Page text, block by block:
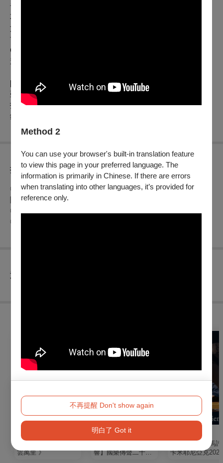
Method 2
You can use your browser's built-in translation feature
to view this page in your preferred language. The
information is primarily in Chinese. If there are errors
when translating into other languages, it’s provided for
reference only.
不再提醒 Don't show again
明白了 Got it
音樂與聲音都得到[重生]。本次演出的曲目豐富多元, 涵蓋各種
不同時期的音樂風格, 在語言上, 除中文外,
文、英、德、西班牙等不同國家與族群的歌曲; 且特地選唱多
首當代本土青年作曲家的創作, 並將世界首演由印尼音樂家
Cherly Susanti全新創作的合唱曲[Time]
遠, 以達到推廣合唱的目的。
[演出團隊]
亞特愛樂合唱團
指揮: 潘國慶
鋼琴: 張鉯雯
折扣方案
◎身心障礙人士及陪同者1名購票5折優待，入場時應出示身心
障礙手冊，陪同者與身障者需同時入場
◎65歲以上年長者購票可享7折優惠，入場時請出示證件
◎兩廳院付費會員9折
退換須知
雲萬里 》
音樂
響】國樂傳聲二十年
聖光煉焰～托馬
卡米耶尼亞克